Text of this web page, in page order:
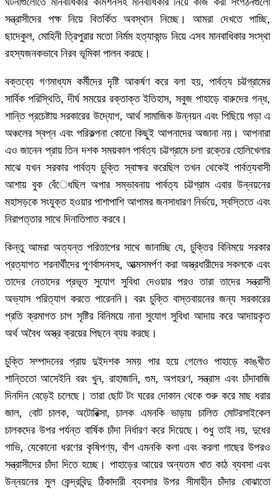
সন্ত্রাসীদের পক্ষ নিয়ে বিতর্কিত অবস্থান নিচ্ছে। আমরা দেখতে পাচ্ছি,
ছাদেকুল, মোহিনী ত্রিপুরার মতো নির্মম হত্যাকান্ড নিয়ে এসব মানবাধিকার সংস্থা
রহস্যজনকভাবে নিরব ভূমিকা পালন করছে।
বক্তব্যে গণমাধ্যম কর্মীদের দৃষ্টি আকর্ষণ করে বলা হয়, পার্বত্য চট্টগ্রামের
সার্বিক পরিস্থিতি, দীর্ঘ সময়ের রক্তাক্ত ইতিহাস, সবুজ পাহাড়ে বারুদের গন্ধ,
শান্তি প্রচেষ্টায় সরকারের উদ্যোগ, আর্থ সামাজিক উন্নয়ন এবং পিছিয়ে পড়া এ
অঞ্চলের স্বপ্ন এবং পরিকল্পনা কোনো কিছুই আপনাদের অজানা নয়। আপনারা
এও জানেন প্রায় তিন দশক সময়কাল পার্বত্য চট্টগ্রামে চলা রক্তের হোলিখেলার
মাঝে যখন সরকার পার্বত্য চুক্তি স্বাক্ষর করেছিল তখন থেকেই পার্বত্যবাসী
আশায় বুক বেঁেধছিল অপার সম্ভাবনায় পার্বত্য চট্টগ্রাম এবার উন্নয়নের
মহাসড়কে সংযুক্ত হওয়ার পাশাপাশি আপামর জনসাধারণ নির্ভয়ে, স্বস্তিতে এবং
নিরাপত্তার সাথে দিনাতিপাত করবে।
কিন্তু আমরা অত্যন্ত পরিতাপের সাথে জানাচ্ছি যে, চুক্তির বিনিময়ে সরকার
প্রত্যাগত শরনার্থীদের পুণর্বাসনসহ, আত্মসমর্পণ করা অস্ত্রধারীদের সকলকে এবং
তাদের নেতাদের প্রভূত সুযোগ সুবিধা দেওয়ার পরও তারা তাদের সন্ত্রাসী
অভ্যাস পরিত্যাগ করতে পারেননি। বরং চুক্তি বাস্তবায়নের জন্য সরকারের
প্রতি ক্রমাগত চাপ সৃষ্টির বিনিময়ে নানা সুযোগ সুবিধা আদায় করে আদায়কৃত
অর্থ অবৈধ অস্ত্র ক্রয়ের পিছনে ব্যয় করছে।
চুক্তি সম্পাদনের প্রায় দুইদশক সময় পার হয়ে গেলেও পাহাড়ে কাঙ্খীত
শান্তিতো আসেইনি বরং খুন, রাহাজানি, গুম, অপহরণ, সন্ত্রাস এবং চাঁদাবাজি
দিনদিন বেড়েই চলেছে। তারা ছোট টং ঘরের দোকান থেকে শুরু করে মাছ ধরার
জাল, বোট চালক, অটোরিক্সা, চালক এমনকি ভাড়ায় চালিত মোটরসাইকেল
চালকদের উপর পর্যন্ত বার্ষিক চাঁদা নির্ধারণ করে দিয়েছে। শুধু তাই নয়, দুধের
গাভি, যেকোনো ধরণের কৃষিপণ্য, বাঁশ এমনকি কলা এবং করলা গাছের উপরও
সন্ত্রাসীদের চাঁদা দিতে হচ্ছে। পাহাড়ের আয়ের অন্যতম খাত কাঠ ব্যবসা এবং
উন্নয়নের মুল কেন্দ্রবিন্দু ঠিকাদারী ব্যবসার উপর সীমাহীন চাঁদার বোঝাতো